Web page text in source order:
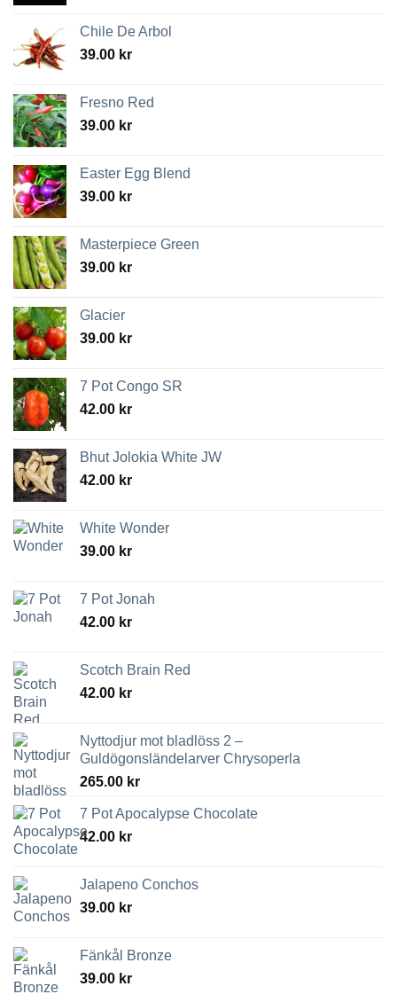
Chile De Arbol
39.00 kr
Fresno Red
39.00 kr
Easter Egg Blend
39.00 kr
Masterpiece Green
39.00 kr
Glacier
39.00 kr
7 Pot Congo SR
42.00 kr
Bhut Jolokia White JW
42.00 kr
White Wonder
39.00 kr
7 Pot Jonah
42.00 kr
Scotch Brain Red
42.00 kr
Nyttodjur mot bladlöss 2 –
Guldögonsländelarver Chrysoperla
265.00 kr
7 Pot Apocalypse Chocolate
42.00 kr
Jalapeno Conchos
39.00 kr
Fänkål Bronze
39.00 kr